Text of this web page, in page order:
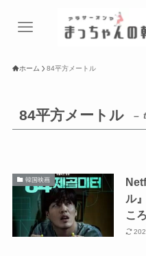
ホーム 84平方メートル
84平方メートル –
韓国映画
ル
こ